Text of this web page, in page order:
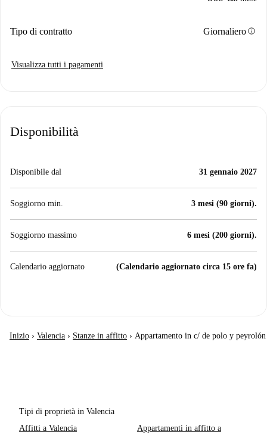
Tipo di contratto Giornalieroinfo
Visualizza tutti i pagamenti
Disponibilità
Disponibile dal 31 gennaio 2027
Soggiorno min. 3 mesi (90 giorni).
Soggiorno massimo 6 mesi (200 giorni).
Calendario aggiornato (Calendario aggiornato circa 15 ore fa)
Inizio › Valencia › Stanze in affitto › Appartamento in c/ de polo y peyrolón
Tipi di proprietà in Valencia
Affitti a Valencia
Appartamenti in affitto a